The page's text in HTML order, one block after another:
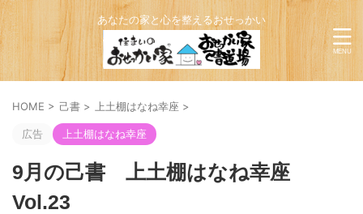
あなたの家と心を整えるおせっかい
HOME > 己書 > 上土棚はなね幸座 >
広告 上土棚はなね幸座
9月の己書 上土棚はなね幸座
Vol.23